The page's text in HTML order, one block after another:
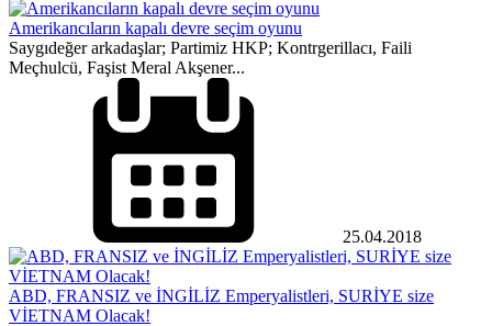
Amerikancıların kapalı devre seçim oyunu
Saygıdeğer arkadaşlar; Partimiz HKP; Kontrgerillacı, Faili
Meçhulcü, Faşist Meral Akşener...
25.04.2018
ABD, FRANSIZ ve İNGİLİZ Emperyalistleri, SURİYE size
VİETNAM Olacak!